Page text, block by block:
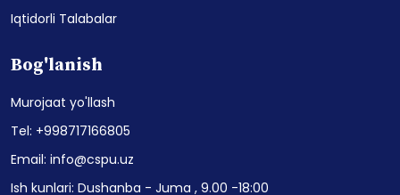
Iqtidorli Talabalar
Bog'lanish
Murojaat yo'llash
Tel: +998717166805
Email: info@cspu.uz
Ish kunlari: Dushanba - Juma , 9.00 -18:00